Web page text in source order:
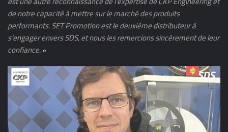
de notre capacité à mettre sur le marché des produits
performants. SET Promotion est le deuxième distributeur à
s’engager envers SDS, et nous les remercions sincèrement de leur
confiance.»